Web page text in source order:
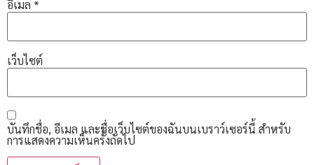
อีเมล *
เว็บไซต์
บันทึกชื่อ, อีเมล และชื่อเว็บไซต์ของฉันบนเบราว์เซอร์นี้ สำหรับ
การแสดงความเห็นครั้งถัดไป